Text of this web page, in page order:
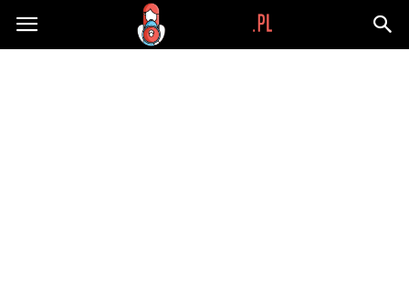
Wypaplani.pl